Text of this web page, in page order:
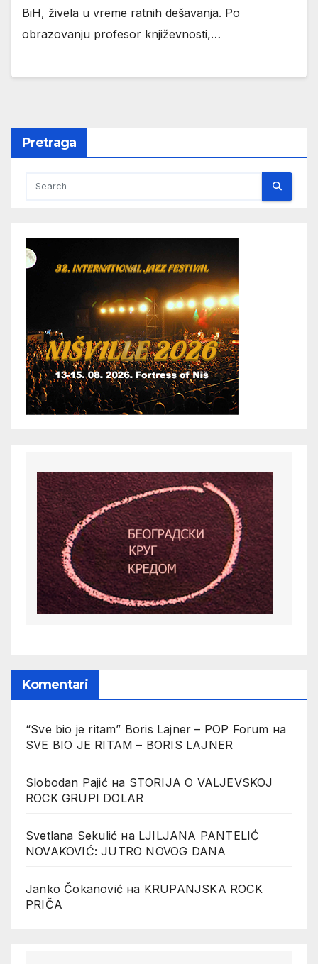
BiH, živela u vreme ratnih dešavanja. Po
obrazovanju profesor književnosti,…
Pretraga
Komentari
“Sve bio je ritam” Boris Lajner – POP Forum на
SVE BIO JE RITAM – BORIS LAJNER
Slobodan Pajićна STORIJA O VALJEVSKOJ
ROCK GRUPI DOLAR
Svetlana Sekulić на LJILJANA PANTELIĆ
NOVAKOVIĆ: JUTRO NOVOG DANA
Janko Čokanović на KRUPANJSKA ROCK
PRIČA